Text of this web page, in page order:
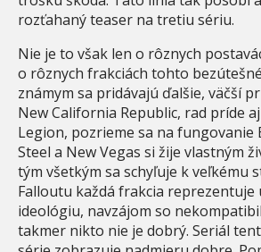
rozťahaný teaser na tretiu sériu.
Nie je to však len o rôznych
o rôznych frakciách tohto
známym sa pridávajú ďalšie, väčší
New California Republic, rad príde
Legion, pozrieme sa na
Steel a New Vegas si žije vlastným
tým všetkým sa schyľuje k veľkému
Falloutu každá frakcia reprezentuje
ideológiu, navzájom so
takmer nikto nie je dobrý. Seriál